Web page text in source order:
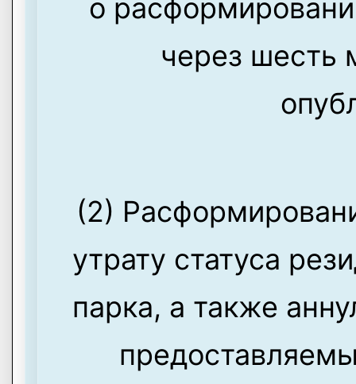
о
через шесть
(2)
утрату статуса
парка, а также